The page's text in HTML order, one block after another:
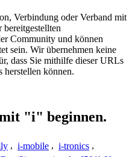
Verbindung oder Verband mit
Community und können
sein. Wir übernehmen keine
dass Sie mithilfe dieser URLs
herstellen können.
"i" beginnen.
, i-mobile , i-tronics ,